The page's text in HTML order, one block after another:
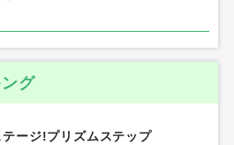
グ
ージ!プリズムステップ